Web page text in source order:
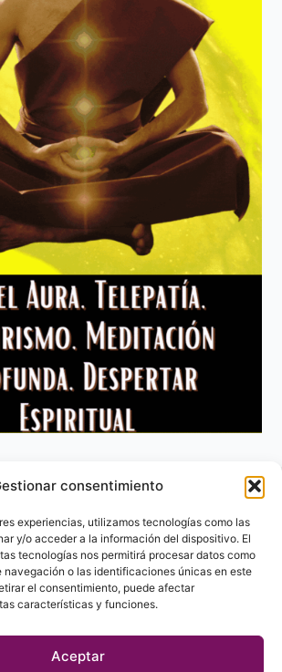
consentimiento
experiencias, utilizamos tecnologías como las
y/o acceder a la información del dispositivo. El
tecnologías nos permitirá procesar datos como
navegación o las identificaciones únicas en este
el consentimiento, puede afectar
características y funciones.
Aceptar
Aviso Legal
Política de privacidad
Política de Cookies
Contacto